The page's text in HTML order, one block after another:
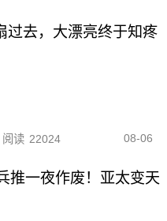
过去，大漂亮终于知疼
阅读 22024 08-06
推一夜作废！亚太变天